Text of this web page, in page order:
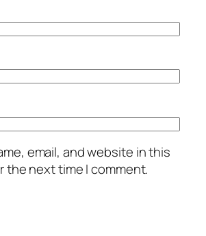
email, and website in this
the next time I comment.